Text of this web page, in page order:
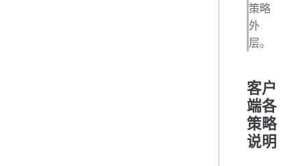
策略
外
层。
客户
端各
策略
说明